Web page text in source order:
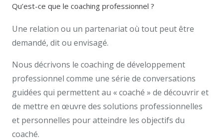
Qu’est-ce que le coaching professionnel ?
Une relation ou un partenariat où tout peut être
demandé, dit ou envisagé.
Nous décrivons le coaching de développement
professionnel comme une série de conversations
guidées qui permettent au « coaché » de découvrir et
de mettre en œuvre des solutions professionnelles
et personnelles pour atteindre les objectifs du
coaché.